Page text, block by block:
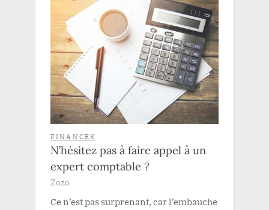
FINANCES
N’hésitez pas à faire appel à un
expert comptable ?
Zozo
Ce n’est pas surprenant, car l’embauche